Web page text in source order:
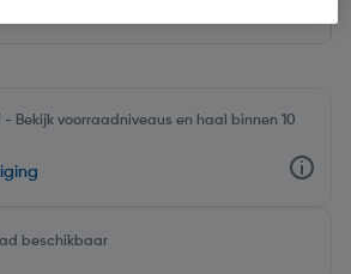
- Bekijk voorraadniveaus en haal binnen 10
beschikbaar